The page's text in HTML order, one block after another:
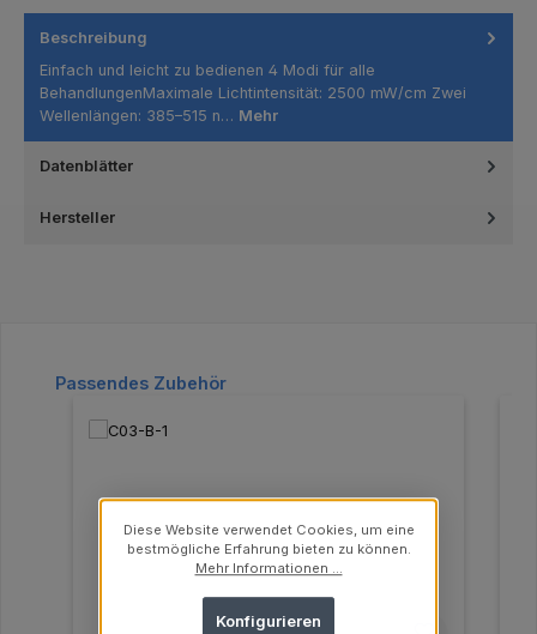
Beschreibung
Einfach und leicht zu bedienen 4 Modi für alle
BehandlungenMaximale Lichtintensität: 2500 mW/cm Zwei
Wellenlängen: 385–515 n… Mehr
Datenblätter
Hersteller
Produktgalerie überspringen
Passendes Zubehör
Diese Website verwendet Cookies, um eine
bestmögliche Erfahrung bieten zu können.
Mehr Informationen ...
Konfigurieren